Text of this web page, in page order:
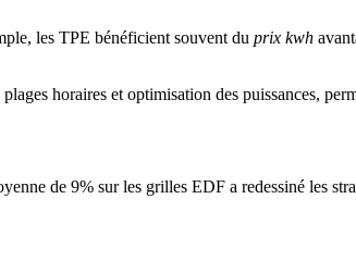
les TPE bénéficient souvent du prix kwh
horaires et optimisation des puissances,
de 9% sur les grilles EDF a redessiné les